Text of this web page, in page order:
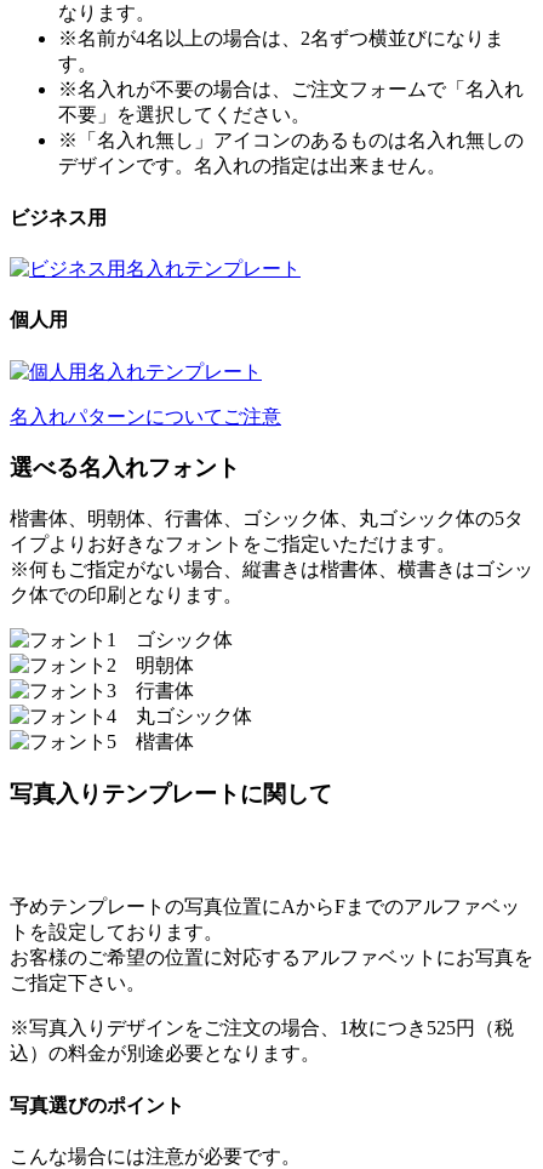
なります。
※名前が4名以上の場合は、2名ずつ横並びになりま
す。
※名入れが不要の場合は、ご注文フォームで「名入れ
不要」を選択してください。
※「名入れ無し」アイコンのあるものは名入れ無しの
デザインです。名入れの指定は出来ません。
ビジネス用
個人用
名入れパターンについてご注意
選べる名入れフォント
楷書体、明朝体、行書体、ゴシック体、丸ゴシック体の5タ
イプよりお好きなフォントをご指定いただけます。
※何もご指定がない場合、縦書きは楷書体、横書きはゴシッ
ク体での印刷となります。
写真入りテンプレートに関して
予めテンプレートの写真位置にAからFまでのアルファベッ
トを設定しております。
お客様のご希望の位置に対応するアルファベットにお写真を
ご指定下さい。
※写真入りデザインをご注文の場合、1枚につき525円（税
込）の料金が別途必要となります。
写真選びのポイント
こんな場合には注意が必要です。